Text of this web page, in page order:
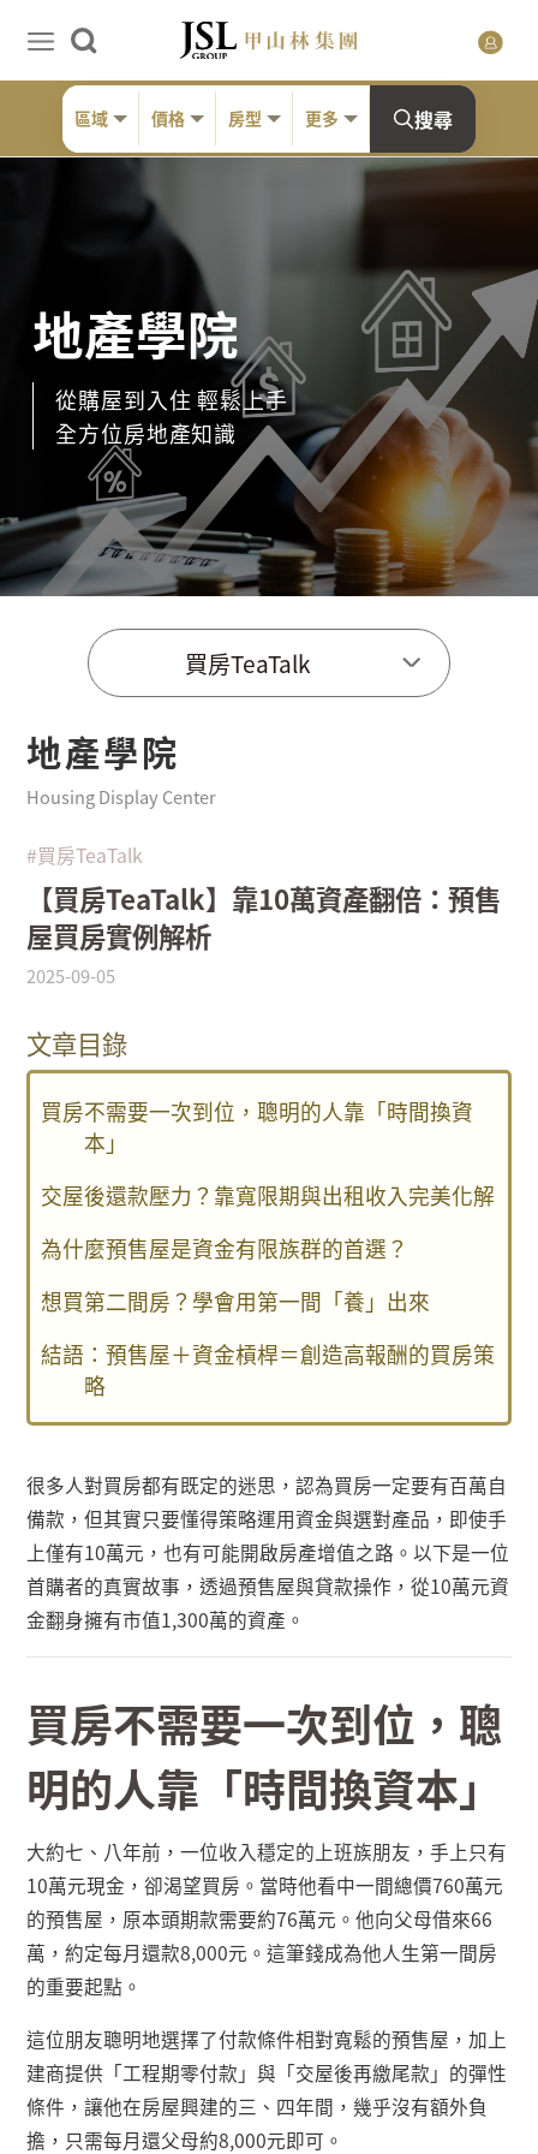
區域 價格 房型 更多 搜尋
地產學院
從購屋到入住 輕鬆上手
全方位房地產知識
買房TeaTalk
地產學院
Housing Display Center
#買房TeaTalk
【買房TeaTalk】靠10萬資產翻倍：預售
屋買房實例解析
2025-09-05
文章目錄
買房不需要一次到位，聰明的人靠「時間換資
本」
交屋後還款壓力？靠寬限期與出租收入完美化解
為什麼預售屋是資金有限族群的首選？
想買第二間房？學會用第一間「養」出來
結語：預售屋＋資金槓桿＝創造高報酬的買房策
略
很多人對買房都有既定的迷思，認為買房一定要有百萬自
備款，但其實只要懂得策略運用資金與選對產品，即使手
上僅有10萬元，也有可能開啟房產增值之路。以下是一位
首購者的真實故事，透過預售屋與貸款操作，從10萬元資
金翻身擁有市值1,300萬的資產。
買房不需要一次到位，聰
明的人靠「時間換資本」
大約七、八年前，一位收入穩定的上班族朋友，手上只有
10萬元現金，卻渴望買房。當時他看中一間總價760萬元
的預售屋，原本頭期款需要約76萬元。他向父母借來66
萬，約定每月還款8,000元。這筆錢成為他人生第一間房
的重要起點。
這位朋友聰明地選擇了付款條件相對寬鬆的預售屋，加上
建商提供「工程期零付款」與「交屋後再繳尾款」的彈性
條件，讓他在房屋興建的三、四年間，幾乎沒有額外負
擔，只需每月還父母約8,000元即可。